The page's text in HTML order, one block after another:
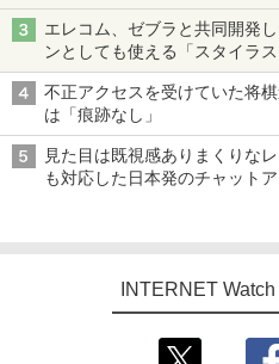
真や映像を使った投資詐欺な
エレコム、ゼブラと共同開発
ンとしても使える「スタイラ
も、持ち替えずに書き込める
不正アクセスを受けていた将
は「痕跡なし」
見た目は既視感ありまくりな
も対応した日本発のチャット
INTERNET